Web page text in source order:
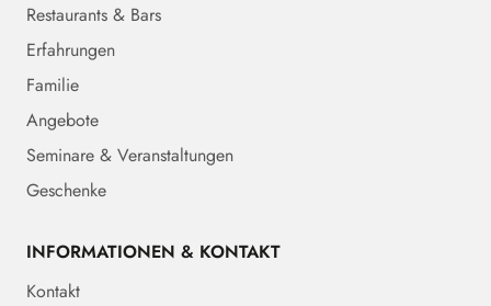
Restaurants & Bars
Erfahrungen
Familie
Angebote
Seminare & Veranstaltungen
Geschenke
INFORMATIONEN & KONTAKT
Kontakt